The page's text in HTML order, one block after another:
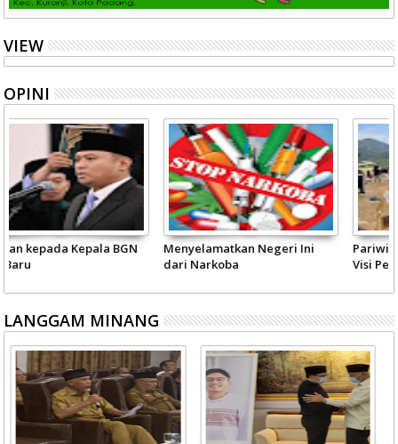
VIEW
OPINI
Ini
Pariwisata Sumbar Perlu Satu
Visi Pemerintah - Masyarakat
Kepercayaan Publik
LANGGAM MINANG